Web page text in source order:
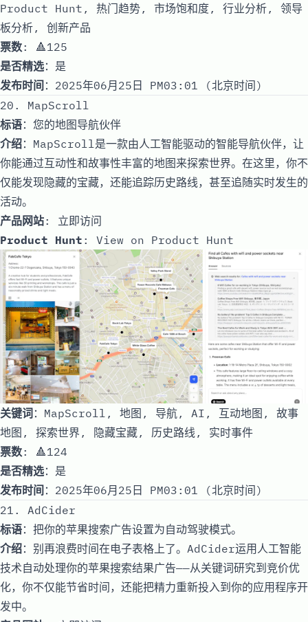
Product Hunt, 热门趋势, 市场饱和度, 行业分析, 领导
板分析, 创新产品
票数: 🔺125
是否精选：是
发布时间 ：2025年06月25日 PM03:01 (北京时间)
20. MapScroll
标语：您的地图导航伙伴
介绍：MapScroll是一款由人工智能驱动的智能导航伙伴，让
你能通过互动性和故事性丰富的地图来探索世界。在这里，你不
仅能发现隐藏的宝藏，还能追踪历史路线，甚至追随实时发生的
活动。
产品网站: 立即访问
Product Hunt : View on Product Hunt
关键词：MapScroll, 地图, 导航, AI, 互动地图, 故事
地图, 探索世界, 隐藏宝藏, 历史路线, 实时事件
票数: 🔺124
是否精选：是
发布时间 ：2025年06月25日 PM03:01 (北京时间)
21. AdCider
标语：把你的苹果搜索广告设置为自动驾驶模式。
介绍：别再浪费时间在电子表格上了。AdCider运用人工智能
技术自动处理你的苹果搜索结果广告——从关键词研究到竞价优
化，你不仅能节省时间，还能把精力重新投入到你的应用程序开
发中。